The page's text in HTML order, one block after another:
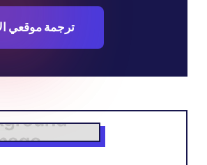
ترجمة موقعي